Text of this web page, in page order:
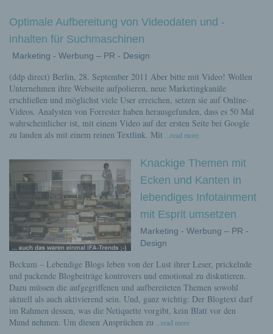
Optimale Aufbereitung von Videodaten und -
inhalten für Suchmaschinen
Marketing - Werbung – PR - Design
(ddp direct) Berlin, 28. September 2011 Aber bitte mit Video! Wollen
Unternehmen ihre Webseite aufpolieren, neue Marketingkanäle
erschließen und möglichst viele User erreichen, setzen sie auf Online-
Videos. Analysten von Forrester haben herausgefunden, dass es 50 Mal
wahrscheinlicher ist, mit einem Video auf der ersten Seite bei Google
zu landen als mit einem reinen Textlink. Mit ...read more
Knackige Themen mit
Ecken und Kanten in
lebendiges Infotainment
mit Esprit umsetzen
Marketing - Werbung – PR -
Design
Beckum – Lebendige Blogs leben von der Lust ihrer Leser, prickelnde
und packende Blogbeiträge kontrovers und emotional zu diskutieren.
Dazu müssen die aufgegriffenen und aufbereiteten Themen sowohl
aktuell als auch aktivierend sein. Und, ganz wichtig: Der Blogtext darf
im Rahmen dessen, was die Netiquette vorgibt, kein Blatt vor den
Mund nehmen. Um diesen Ansprüchen zu ...read more